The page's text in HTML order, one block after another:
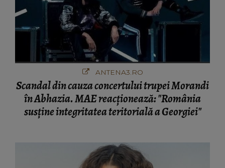
ANTENA3.RO
Scandal din cauza concertului trupei Morandi
în Abhazia. MAE reacționează: "România
susține integritatea teritorială a Georgiei"